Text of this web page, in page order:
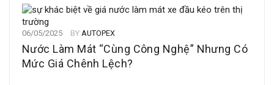
06/05/2025 BY AUTOPEX
Nước Làm Mát “Cùng Công Nghệ” Nhưng Có
Mức Giá Chênh Lệch?